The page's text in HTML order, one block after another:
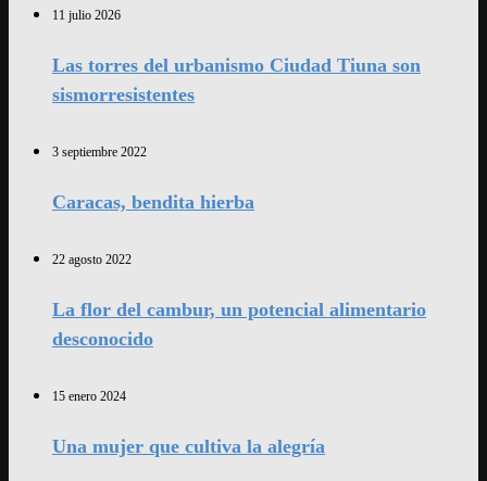
11 julio 2026
Las torres del urbanismo Ciudad Tiuna son
sismorresistentes
3 septiembre 2022
Caracas, bendita hierba
22 agosto 2022
La flor del cambur, un potencial alimentario
desconocido
15 enero 2024
Una mujer que cultiva la alegría